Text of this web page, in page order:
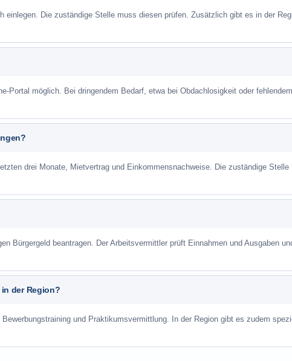
einlegen. Die zuständige Stelle muss diesen prüfen. Zusätzlich gibt es in der
Portal möglich. Bei dringendem Bedarf, etwa bei Obdachlosigkeit oder fehlendem
drei Monate, Mietvertrag und Einkommensnachweise. Die zuständige Stelle
Bürgergeld beantragen. Der Arbeitsvermittler prüft Einnahmen und Ausgaben
der Region?
und Praktikumsvermittlung. In der Region gibt es zudem